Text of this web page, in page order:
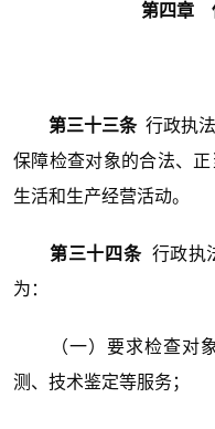
第四章
第三十三条 行政执
保障检查对象的合法、
生活和生产经营活动。
第三十四条 行政执
为：
（一）要求检查对象
测、技术鉴定等服务；